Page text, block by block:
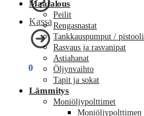
Kassa
0
Maatalous
Peilit
Rengasnastat
Tankkauspumput /
Rasvaus ja rasvanipat
Astiahanat
Öljynvaihto
Tapit ja sokat
Lämmitys
Moniöljypolttimet
Moniöljypolttimen